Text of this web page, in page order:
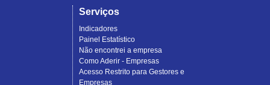
Serviços
Indicadores
Painel Estatístico
Não encontrei a empresa
Como Aderir - Empresas
Acesso Restrito para Gestores e
Empresas